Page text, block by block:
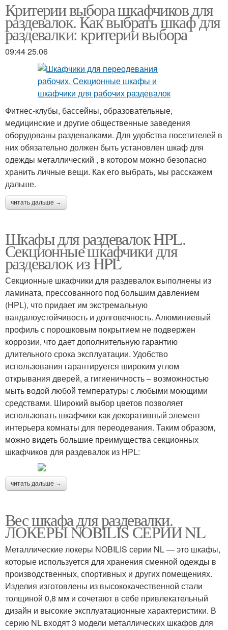
Критерии выбора шкафчиков для
раздевалок. Как выбрать шкаф для
раздевалки: критерии выбора
09:44 25.06
Фитнес-клубы, бассейны, образовательные,
медицинские и другие общественные заведения
оборудованы раздевалками. Для удобства посетителей в
них обязательно должен быть установлен шкаф для
одежды металлический , в котором можно безопасно
хранить личные вещи. Как его выбрать, мы расскажем
дальше.
читать дальше →
Шкафы для раздевалок HPL.
Секционные шкафчики для
раздевалок из HPL
Секционные шкафчики для раздевалок выполнены из
ламината, прессованного под большим давлением
(HPL), что придает им экстремальную
вандалоустойчивость и долговечность. Алюминиевый
профиль с порошковым покрытием не подвержен
коррозии, что дает дополнительную гарантию
длительного срока эксплуатации. Удобство
использования гарантируется широким углом
открывания дверей, а гигиеничность – возможностью
мыть водой любой температуры с любыми моющими
средствами. Широкий выбор цветов позволяет
использовать шкафчики как декоративный элемент
интерьера комнаты для переодевания. Таким образом,
можно видеть большие преимущества секционных
шкафчиков для раздевалок из HPL:
читать дальше →
Вес шкафа для раздевалки.
ЛОКЕРЫ NOBILIS СЕРИИ NL
Металлические локеры NOBILIS серии NL — это шкафы,
которые используется для хранения сменной одежды в
производственных, спортивных и других помещениях.
Изделия изготовлены из высококачественной стали
толщиной 0,8 мм и сочетают в себе привлекательный
дизайн и высокие эксплуатационные характеристики. В
серию NL входят 3 модели металлических шкафов для